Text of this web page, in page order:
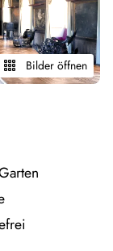
Bilder öffnen